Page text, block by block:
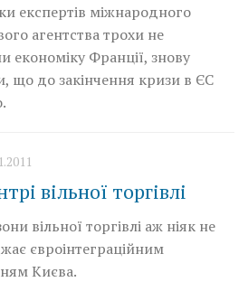
експертів міжнародного
агентства трохи не
економіку Франції, знову
що до закінчення кризи в ЄС
вільної торгівлі
вільної торгівлі аж ніяк не
євроінтеграційним
Києва.